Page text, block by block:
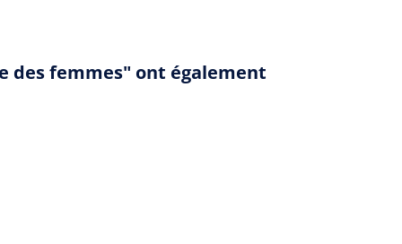
des femmes" ont également